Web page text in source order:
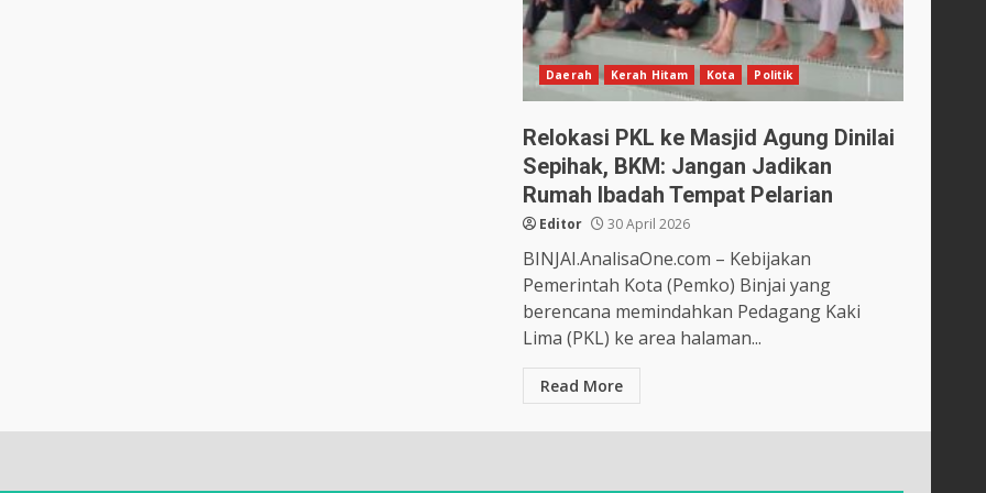
Daerah Kerah Hitam Kota Politik
Relokasi PKL ke Masjid Agung Dinilai
Sepihak, BKM: Jangan Jadikan
Rumah Ibadah Tempat Pelarian
Editor 30 April 2026
BINJAI.AnalisaOne.com – Kebijakan
Pemerintah Kota (Pemko) Binjai yang
berencana memindahkan Pedagang Kaki
Lima (PKL) ke area halaman...
Read More